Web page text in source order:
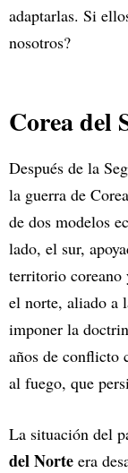
adaptarlas. Si
nosotros?
Corea del
Después de la
la guerra de
de dos modelos
lado, el sur,
territorio coreano
el norte, aliado a
imponer la
años de conflicto
al fuego, que
La situación del
del Norte era